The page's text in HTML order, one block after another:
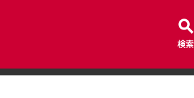
検索